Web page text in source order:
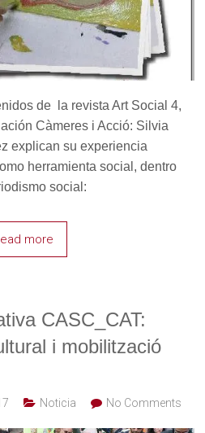
de la revista Art Social 4,
Càmeres i Acció: Silvia
explican su experiencia
herramienta social, dentro
social:
more
CASC_CAT:
i mobilització
Noticia No Comments